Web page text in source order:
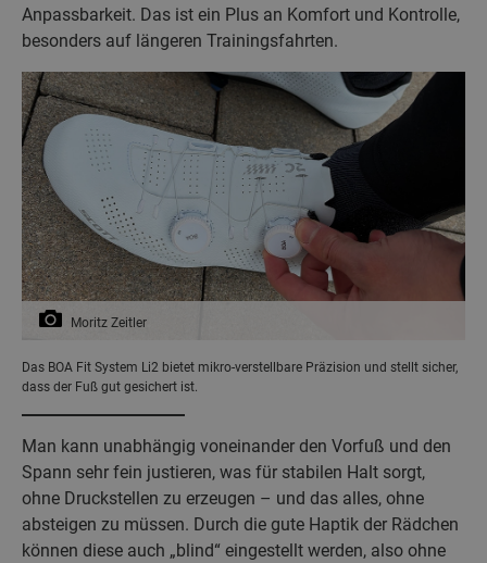
Anpassbarkeit. Das ist ein Plus an Komfort und Kontrolle,
besonders auf längeren Trainingsfahrten.
Moritz Zeitler
Das BOA Fit System Li2 bietet mikro-verstellbare Präzision und stellt sicher,
dass der Fuß gut gesichert ist.
Man kann unabhängig voneinander den Vorfuß und den
Spann sehr fein justieren, was für stabilen Halt sorgt,
ohne Druckstellen zu erzeugen – und das alles, ohne
absteigen zu müssen. Durch die gute Haptik der Rädchen
können diese auch „blind“ eingestellt werden, also ohne